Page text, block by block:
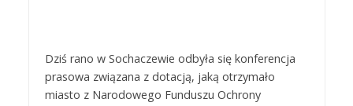
Dziś rano w Sochaczewie odbyła się konferencja
prasowa związana z dotacją, jaką otrzymało
miasto z Narodowego Funduszu Ochrony